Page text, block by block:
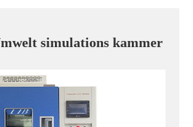
simulations kammer